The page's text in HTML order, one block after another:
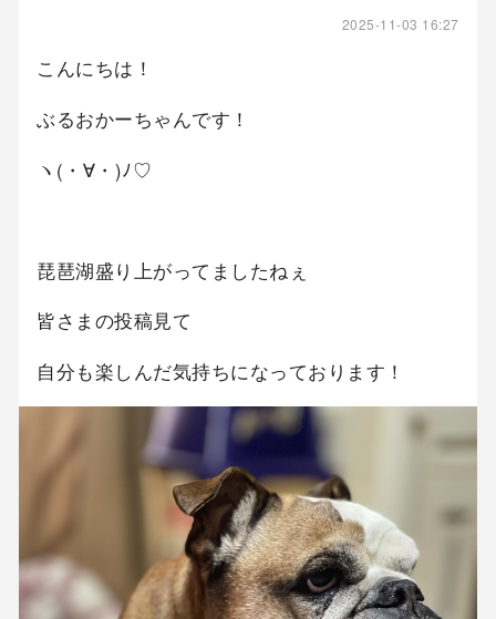
2025-11-03 16:27
こんにちは！
ぶるおかーちゃんです！
ヽ(・∀・)ﾉ♡
琵琶湖盛り上がってましたねぇ
皆さまの投稿見て
自分も楽しんだ気持ちになっております！